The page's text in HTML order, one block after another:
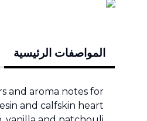
المواصفات الرئيسية
and aroma notes for
and calfskin heart